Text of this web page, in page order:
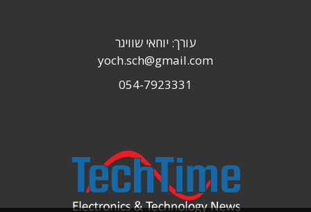
עורך: יוחאי שוויגר
yoch.sch@gmail.com
054-7923331